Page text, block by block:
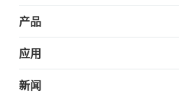
产品
应用
新闻